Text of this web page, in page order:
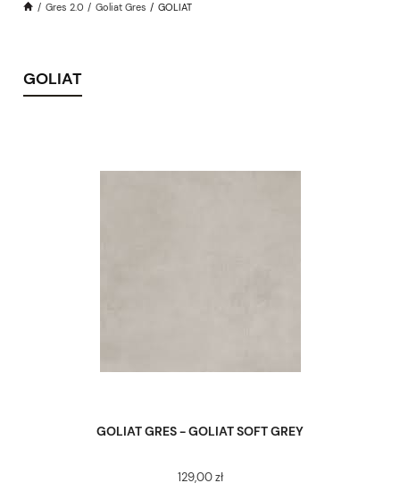
Gres 2.0 Goliat Gres GOLIAT
GOLIAT
GOLIAT GRES - GOLIAT SOFT GREY
129,00 zł